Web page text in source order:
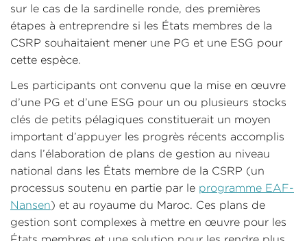
sur le cas de la sardinelle ronde, des premières
étapes à entreprendre si les États membres de la
CSRP souhaitaient mener une PG et une ESG pour
cette espèce.
Les participants ont convenu que la mise en œuvre
d’une PG et d’une ESG pour un ou plusieurs stocks
clés de petits pélagiques constituerait un moyen
important d’appuyer les progrès récents accomplis
dans l’élaboration de plans de gestion au niveau
national dans les États membre de la CSRP (un
processus soutenu en partie par le programme EAF-
Nansen) et au royaume du Maroc. Ces plans de
gestion sont complexes à mettre en œuvre pour les